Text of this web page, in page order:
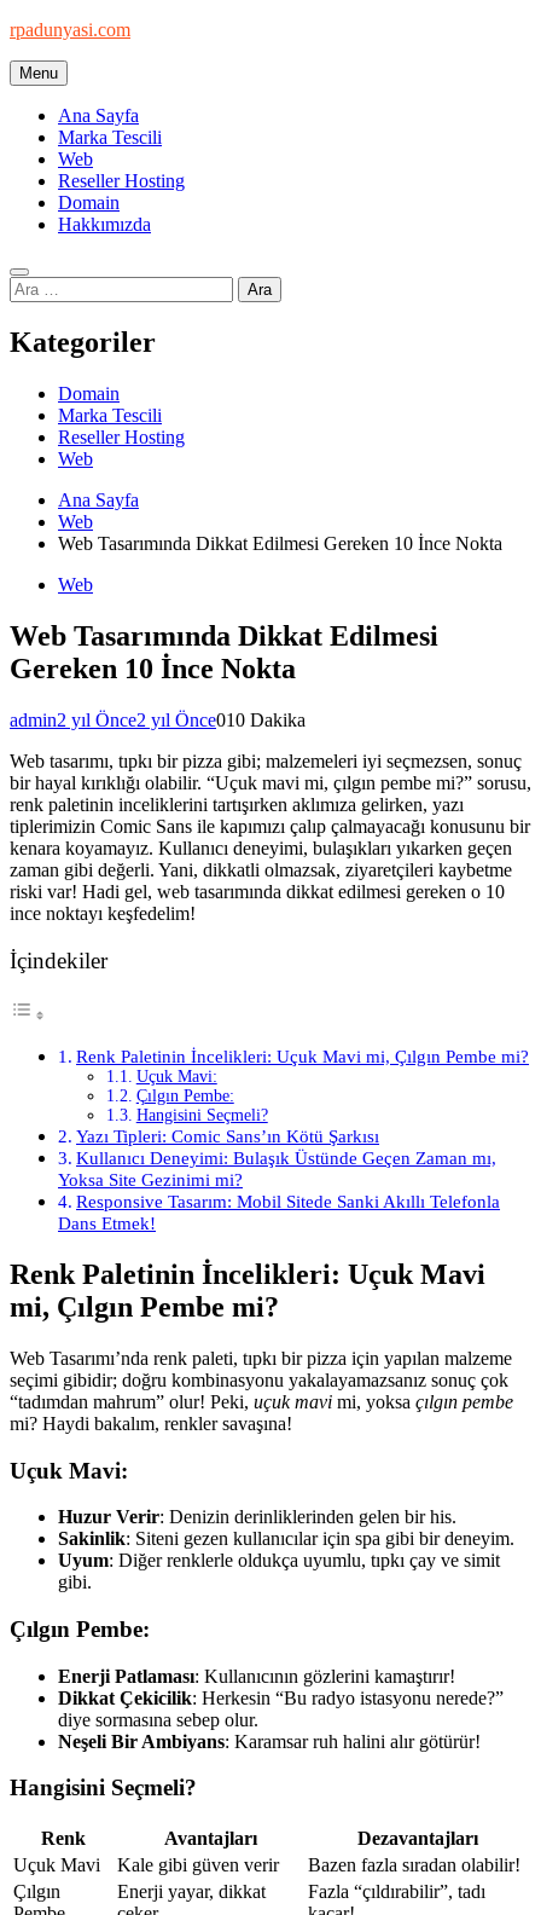
Skip
content
rpadunyasi.com
"Webin Kalbinde: Marka Tescili ve Hosting Çözümleri!
Menu
Ana Sayfa
Marka Tescili
Web
Reseller Hosting
Domain
Hakkımızda
Arama:
Kategoriler
Domain
Marka Tescili
Reseller Hosting
Web
Ana Sayfa
Web
Web Tasarımında Dikkat Edilmesi Gereken 10 İnce Nokta
Web
Web Tasarımında Dikkat Edilmesi
Gereken 10 İnce Nokta
admin2 yıl Önce2 yıl Önce010 Dakika
Web tasarımı, tıpkı bir pizza gibi; malzemeleri iyi seçmezsen, sonuç
bir hayal kırıklığı olabilir. “Uçuk mavi mi, çılgın pembe mi?” sorusu,
renk paletinin inceliklerini tartışırken aklımıza gelirken, yazı
tiplerimizin Comic Sans ile kapımızı çalıp çalmayacağı konusunu bir
kenara koyamayız. Kullanıcı deneyimi, bulaşıkları yıkarken geçen
zaman gibi değerli. Yani, dikkatli olmazsak, ziyaretçileri kaybetme
riski var! Hadi gel, web tasarımında dikkat edilmesi gereken o 10
ince noktayı keşfedelim!
İçindekiler
Renk Paletinin İncelikleri: Uçuk Mavi mi, Çılgın Pembe mi?
Uçuk Mavi:
Çılgın Pembe:
Hangisini Seçmeli?
Yazı Tipleri: Comic Sans’ın Kötü Şarkısı
Kullanıcı Deneyimi: Bulaşık Üstünde Geçen Zaman mı,
Yoksa Site Gezinimi mi?
Responsive Tasarım: Mobil Sitede Sanki Akıllı Telefonla
Dans Etmek!
Renk Paletinin İncelikleri: Uçuk Mavi
mi, Çılgın Pembe mi?
Web Tasarımı’nda renk paleti, tıpkı bir pizza için yapılan malzeme
seçimi gibidir; doğru kombinasyonu yakalayamazsanız sonuç çok
“tadımdan mahrum” olur! Peki, uçuk mavi mi, yoksa çılgın pembe
mi? Haydi bakalım, renkler savaşına!
Uçuk Mavi:
Huzur Verir: Denizin derinliklerinden gelen bir his.
Sakinlik: Siteni gezen kullanıcılar için spa gibi bir deneyim.
Uyum: Diğer renklerle oldukça uyumlu, tıpkı çay ve simit
gibi.
Çılgın Pembe:
Enerji Patlaması: Kullanıcının gözlerini kamaştırır!
Dikkat Çekicilik: Herkesin “Bu radyo istasyonu nerede?”
diye sormasına sebep olur.
Neşeli Bir Ambiyans: Karamsar ruh halini alır götürür!
Hangisini Seçmeli?
Renk Avantajları
Dezavantajları
Uçuk Mavi
Kale gibi güven verir
Bazen fazla sıradan olabilir!
Çılgın
Enerji yayar, dikkat
Fazla “çıldırabilir”, tadı